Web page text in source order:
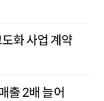
화 사업 계약
출 2배 늘어